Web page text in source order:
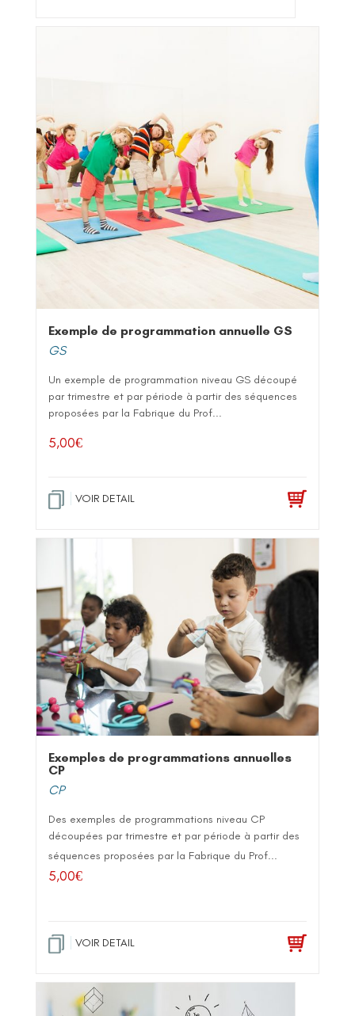
Exemple de programmation annuelle GS
GS
Un exemple de programmation niveau GS découpé
par trimestre et par période à partir des séquences
proposées par la Fabrique du Prof...
5,00€
VOIR DETAIL
Exemples de programmations annuelles
CP
CP
Des exemples de programmations niveau CP
découpées par trimestre et par période à partir des
séquences proposées par la Fabrique du Prof...
5,00€
VOIR DETAIL